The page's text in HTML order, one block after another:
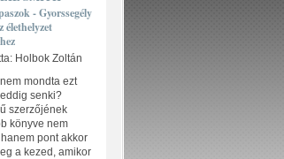
- Gyorssegély
élethelyzet
Holbok Zoltán
mondta ezt
senki?
szerzőjének
könyve nem
hanem pont akkor
a kezed, amikor